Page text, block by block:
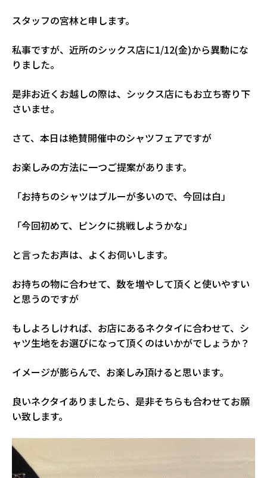
スタッフの宮林と申します。
私事ですが、近所のシックス店に1/12(金)から異動にな
りました。
是非お近くお越しの際は、シックス店にもお立ち寄り下
さいませ。
さて、本日は絶賛開催中のシャツフェアですが
お楽しみの方法に一つご提案があります。
「お持ちのシャツはブルーが多いので、今回は白」
「今回初めて、ピンクに挑戦しようかな」
と言ったお声は、よくお伺いします。
お持ちの物に合わせて、数を増やして頂くと使いやすい
と思うのですが
もしよろしければ、お店にあるネクタイに合わせて、シ
ャツ生地をお選びになって頂くのはいかがでしょうか？
イメージが膨らんで、お楽しみ頂けると思います。
良いネクタイありましたら、是非そちらも合わせてお願
い致します。